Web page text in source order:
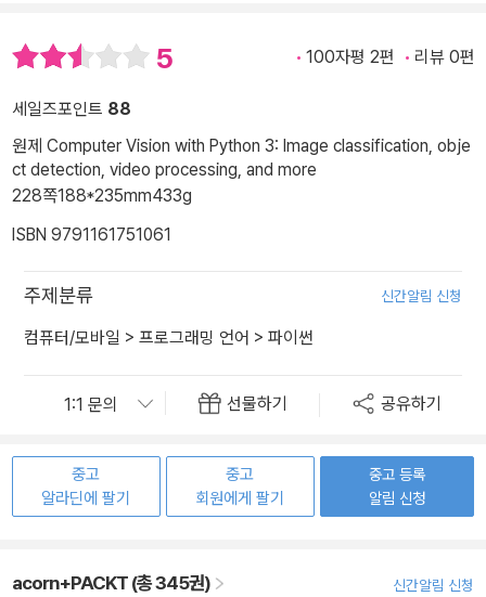
5 100자평 2편 리뷰 0편
세일즈포인트 88
원제 Computer Vision with Python 3: Image classification, obje
ct detection, video processing, and more
228쪽188*235mm433g
ISBN 9791161751061
주제분류 신간알림 신청
컴퓨터/모바일 > 프로그래밍 언어 > 파이썬
선물하기 공유하기
중고
알라딘에 팔기
중고
회원에게 팔기
중고 등록
알림 신청
acorn+PACKT (총 345권) 신간알림 신청